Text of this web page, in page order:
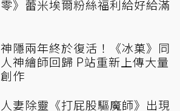
零》蕾米埃爾粉絲福利給好給滿
神隱兩年終於復活！《冰菓》同
人神繪師回歸 P站重新上傳大量
創作
人妻除靈《打屁股驅魔師》出現